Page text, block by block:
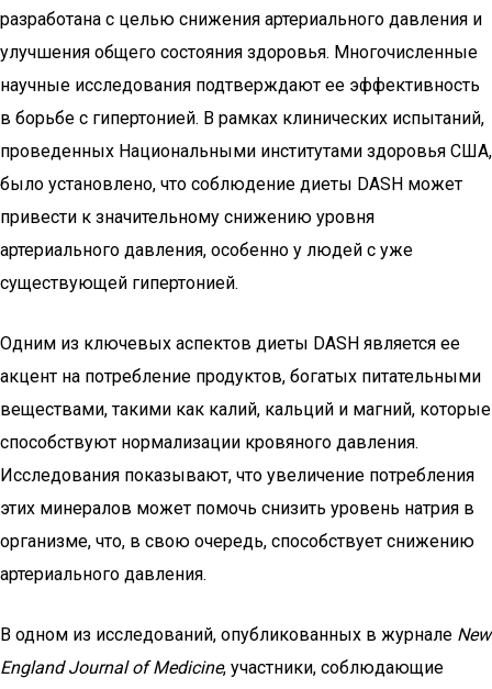
разработана с целью снижения артериального давления и
улучшения общего состояния здоровья. Многочисленные
научные исследования подтверждают ее эффективность
в борьбе с гипертонией. В рамках клинических испытаний,
проведенных Национальными институтами здоровья США,
было установлено, что соблюдение диеты DASH может
привести к значительному снижению уровня
артериального давления, особенно у людей с уже
существующей гипертонией.
Одним из ключевых аспектов диеты DASH является ее
акцент на потребление продуктов, богатых питательными
веществами, такими как калий, кальций и магний, которые
способствуют нормализации кровяного давления.
Исследования показывают, что увеличение потребления
этих минералов может помочь снизить уровень натрия в
организме, что, в свою очередь, способствует снижению
артериального давления.
В одном из исследований, опубликованных в журнале New
England Journal of Medicine, участники, соблюдающие